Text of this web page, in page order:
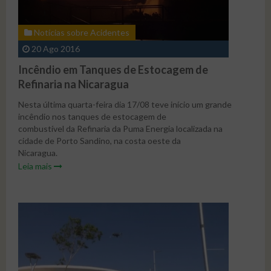
Artigos
Publicações de Trabalhos
Fórum
Galeria de Imagens
Congresso 2017 - 1º Dia
Congresso 2017 - 2º Dia
ContatoNotícias sobre Acidentes
20 Ago 2016
Incêndio em Tanques de Estocagem de
Refinaria na Nicaragua
Nesta última quarta-feira dia 17/08 teve início um grande
incêndio nos tanques de estocagem de
combustível da Refinaria da Puma Energia localizada na
cidade de Porto Sandino, na costa oeste da
Nicaragua.
Depois de três dias os bombeiros nicaraguenses ainda
Segundo relatos locais, as chamas começaram com a
explosão de un tanque de combustível com capacidade
para armazenar cerca de 150.000 barris e, após algum
tempo, propagaram-se para outro tanque vizinho.
Leia mais